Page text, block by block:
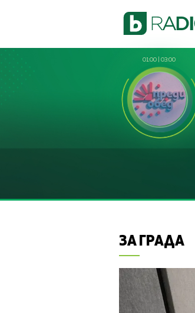
01:00 03:00
ЗА ГРАДА